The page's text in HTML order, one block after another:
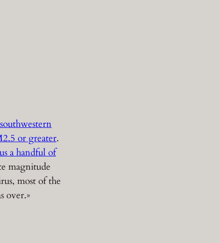
or greater.
a handful of
magnitude
most of the
over.»